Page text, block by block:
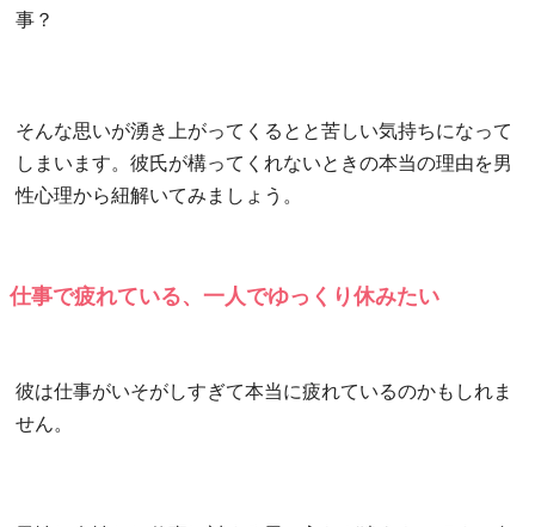
事？
そんな思いが湧き上がってくるとと苦しい気持ちになって
しまいます。彼氏が構ってくれないときの本当の理由を男
性心理から紐解いてみましょう。
仕事で疲れている、一人でゆっくり休みたい
彼は仕事がいそがしすぎて本当に疲れているのかもしれま
せん。